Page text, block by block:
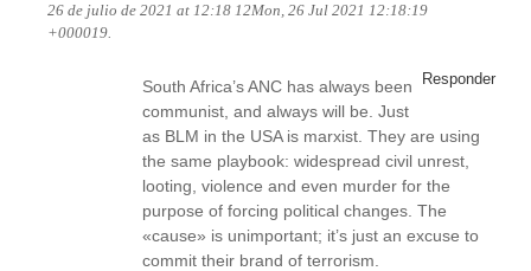
26 de julio de 2021 at 12:18 12Mon, 26 Jul 2021 12:18:19
+000019.
Responder
South Africa’s ANC has always been
communist, and always will be. Just
as BLM in the USA is marxist. They are using
the same playbook: widespread civil unrest,
looting, violence and even murder for the
purpose of forcing political changes. The
«cause» is unimportant; it’s just an excuse to
commit their brand of terrorism.